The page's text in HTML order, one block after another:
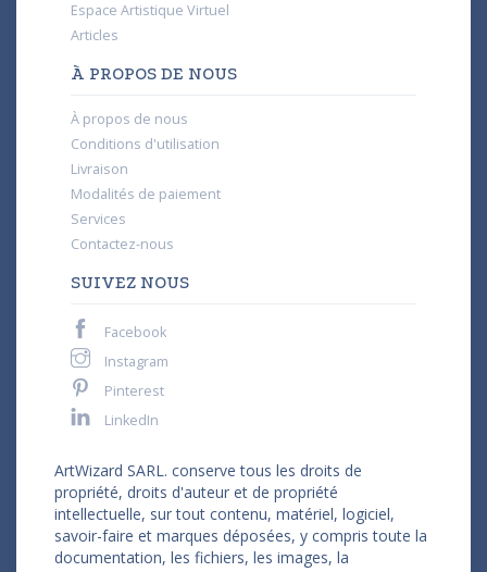
Espace Artistique Virtuel
Articles
À PROPOS DE NOUS
À propos de nous
Conditions d'utilisation
Livraison
Modalités de paiement
Services
Contactez-nous
SUIVEZ NOUS
Facebook
Instagram
Pinterest
LinkedIn
ArtWizard SARL. conserve tous les droits de
propriété, droits d'auteur et de propriété
intellectuelle, sur tout contenu, matériel, logiciel,
savoir-faire et marques déposées, y compris toute la
documentation, les fichiers, les images, la